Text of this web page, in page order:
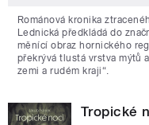
Románová kronika
Lednická předkládá do
měnící obraz hornického
překrývá tlustá vrstva mýtů
zemi a rudém kraji“.
Tropické